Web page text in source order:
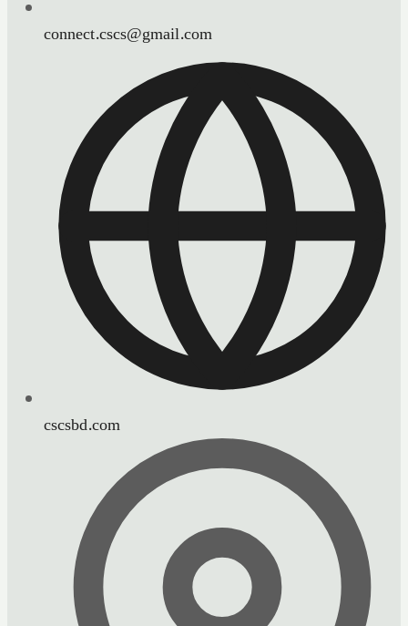
connect.cscs@gmail.com
cscsbd.com